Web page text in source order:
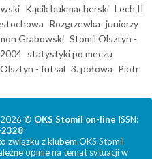
Kącik bukmacherski Lech II
Rozgrzewka juniorzy
Grabowski Stomil Olsztyn -
statystyki po meczu
- futsal 3. połowa Piotr
2026 © OKS Stomil on-line ISSN:
związku z klubem OKS Stomil
opinie na temat sytuacji w